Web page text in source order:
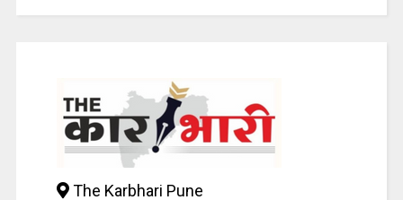
The Karbhari Pune